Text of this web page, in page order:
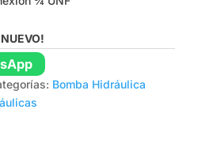
Bomba Hidráulica